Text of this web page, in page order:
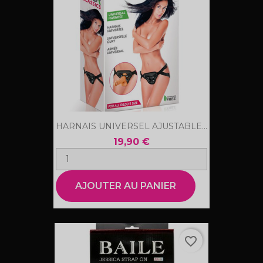
HARNAIS UNIVERSEL AJUSTABLE...
19,90 €
AJOUTER AU PANIER
favorite_border